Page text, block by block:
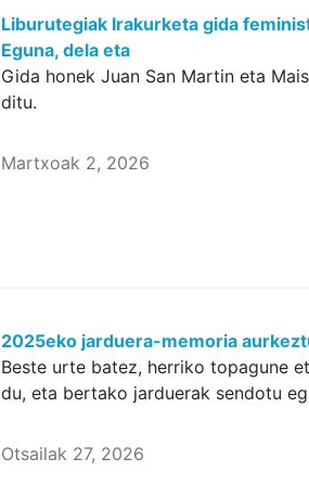
Liburutegiak Irakurketa gida
Eguna, dela eta
Gida honek Juan San Martin eta
ditu.
Martxoak 2, 2026
2025eko jarduera-memoria
Beste urte batez, herriko topagune
du, eta bertako jarduerak sendotu
Otsailak 27, 2026